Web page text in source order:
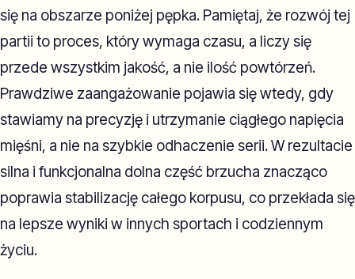
się na obszarze poniżej pępka. Pamiętaj, że rozwój tej
partii to proces, który wymaga czasu, a liczy się
przede wszystkim jakość, a nie ilość powtórzeń.
Prawdziwe zaangażowanie pojawia się wtedy, gdy
stawiamy na precyzję i utrzymanie ciągłego napięcia
mięśni, a nie na szybkie odhaczenie serii. W rezultacie
silna i funkcjonalna dolna część brzucha znacząco
poprawia stabilizację całego korpusu, co przekłada się
na lepsze wyniki w innych sportach i codziennym
życiu.